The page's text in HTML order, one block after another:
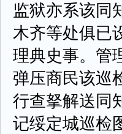
监狱亦系该同
木齐等处俱已
理典史事。管
弹压商民该巡
行查拏解送同
记绥定城巡检